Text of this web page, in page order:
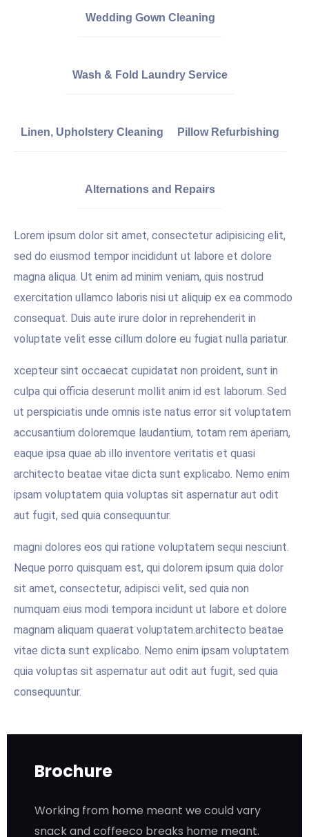
Wedding Gown Cleaning
Wash & Fold Laundry Service
Linen, Upholstery Cleaning Pillow Refurbishing
Alternations and Repairs
Lorem ipsum dolor sit amet, consectetur adipisicing elit,
sed do eiusmod tempor incididunt ut labore et dolore
magna aliqua. Ut enim ad minim veniam, quis nostrud
exercitation ullamco laboris nisi ut aliquip ex ea commodo
consequat. Duis aute irure dolor in reprehenderit in
voluptate velit esse cillum dolore eu fugiat nulla pariatur.
xcepteur sint occaecat cupidatat non proident, sunt in
culpa qui officia deserunt mollit anim id est laborum. Sed
ut perspiciatis unde omnis iste natus error sit voluptatem
accusantium doloremque laudantium, totam rem aperiam,
eaque ipsa quae ab illo inventore veritatis et quasi
architecto beatae vitae dicta sunt explicabo. Nemo enim
ipsam voluptatem quia voluptas sit aspernatur aut odit
aut fugit, sed quia consequuntur.
magni dolores eos qui ratione voluptatem sequi nesciunt.
Neque porro quisquam est, qui dolorem ipsum quia dolor
sit amet, consectetur, adipisci velit, sed quia non
numquam eius modi tempora incidunt ut labore et dolore
magnam aliquam quaerat voluptatem.architecto beatae
vitae dicta sunt explicabo. Nemo enim ipsam voluptatem
quia voluptas sit aspernatur aut odit aut fugit, sed quia
consequuntur.
Brochure
Working from home meant we could vary
snack and coffeeco breaks home meant.